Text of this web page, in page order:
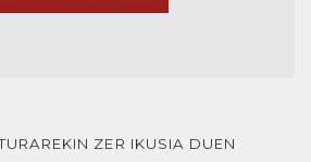
ZER IKUSIA DUEN